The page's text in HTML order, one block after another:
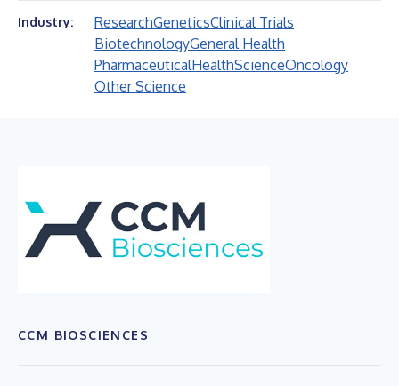
Industry: ResearchGeneticsClinical Trials
BiotechnologyGeneral Health
PharmaceuticalHealthScienceOncology
Other Science
CCM BIOSCIENCES